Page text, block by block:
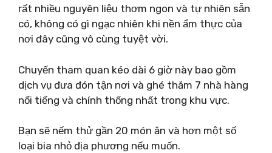
rất nhiều nguyên liệu thơm ngon và tự nhiên sẵn
có, không có gì ngạc nhiên khi nền ẩm thực của
nơi đây cũng vô cùng tuyệt vời.
Chuyến tham quan kéo dài 6 giờ này bao gồm
dịch vụ đưa đón tận nơi và ghé thăm 7 nhà hàng
nổi tiếng và chính thống nhất trong khu vực.
Bạn sẽ nếm thử gần 20 món ăn và hơn một số
loại bia nhỏ địa phương nếu muốn.